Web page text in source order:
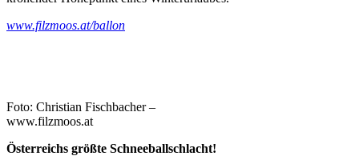
www.filzmoos.at/ballon
Foto: Christian Fischbacher –
www.filzmoos.at
Österreichs größte Schneeballschlacht!